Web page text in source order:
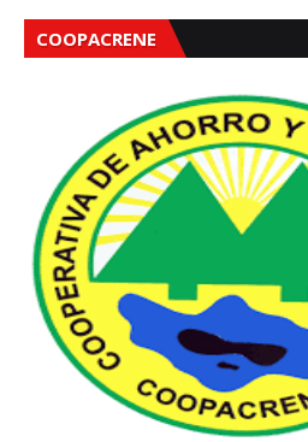
COOPACRENE